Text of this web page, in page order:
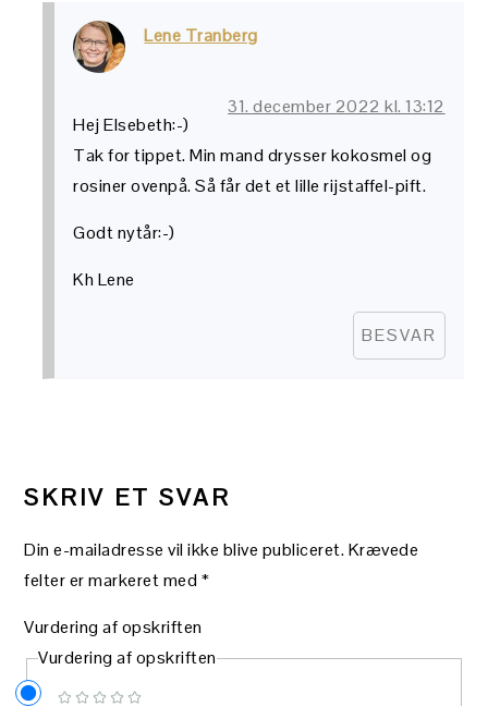
Lene Tranberg
31. december 2022 kl. 13:12
Hej Elsebeth:-)
Tak for tippet. Min mand drysser kokosmel og
rosiner ovenpå. Så får det et lille rijstaffel-pift.
Godt nytår:-)
Kh Lene
BESVAR
SKRIV ET SVAR
Din e-mailadresse vil ikke blive publiceret.Krævede
felter er markeret med *
Vurdering af opskriften
Vurdering af opskriften